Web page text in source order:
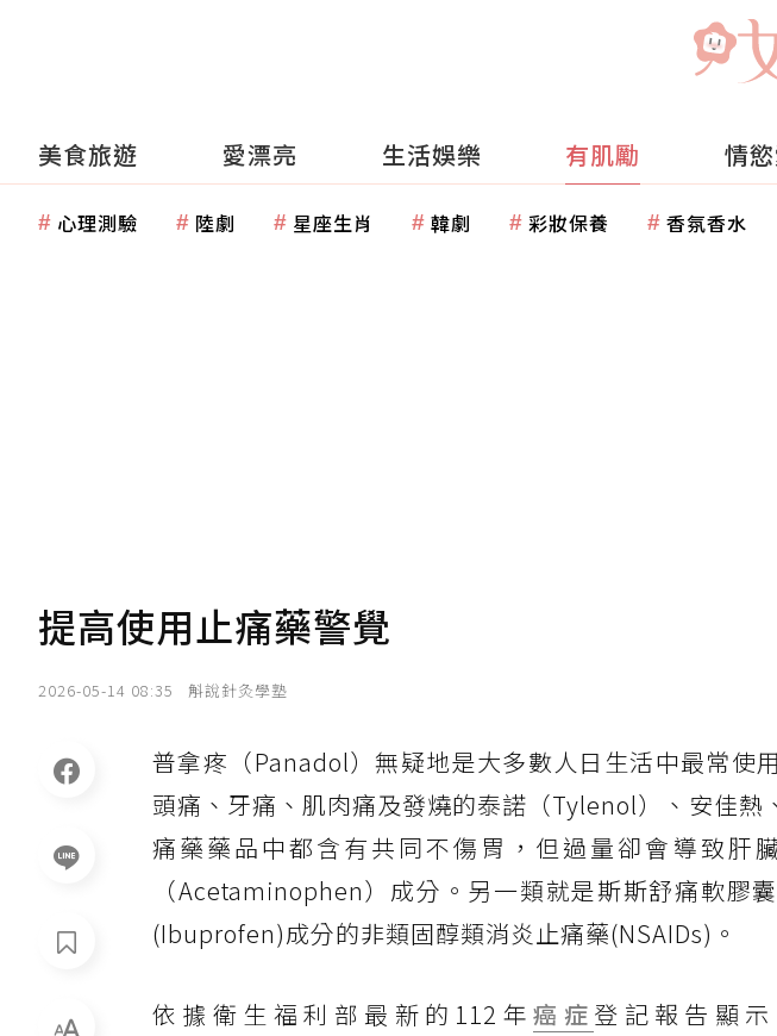
美食旅遊 愛漂亮 生活娛樂 有肌勵 情
心理測驗 陸劇 星座生肖 韓劇 彩妝保養 香氛香水
提高使用止痛藥警覺
2026-05-14 08:35 斛說針灸學塾
普拿疼（Panadol）無疑地是大多數人日生活中最常使
頭痛、牙痛、肌肉痛及發燒的泰諾（Tylenol）、安佳熱
痛藥藥品中都含有共同不傷胃，但過量卻會導致肝
（Acetaminophen）成分。另一類就是斯斯舒痛軟膠
(Ibuprofen)成分的非類固醇類消炎止痛藥(NSAIDs)。
依據衛生福利部最新的112年癌症 登記報告顯